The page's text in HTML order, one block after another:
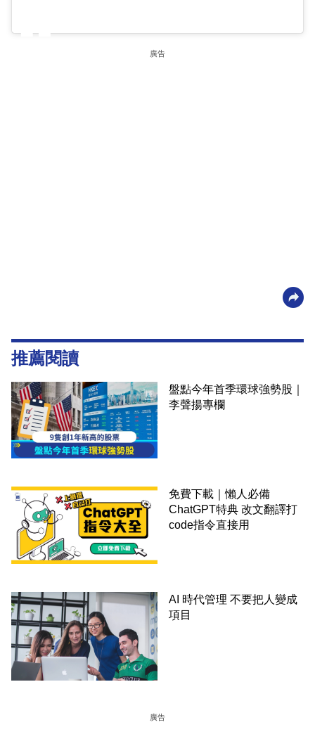
廣告
推薦閱讀
盤點今年首季環球強勢股｜
李聲揚專欄
免費下載｜懶人必備
ChatGPT特典 改文翻譯打
code指令直接用
AI 時代管理 不要把人變成
項目
廣告